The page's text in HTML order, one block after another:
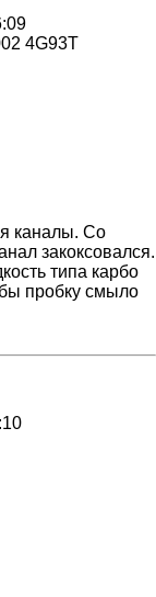
4G93T
каналы. Со
закоксовался.
типа карбо
пробку смыло